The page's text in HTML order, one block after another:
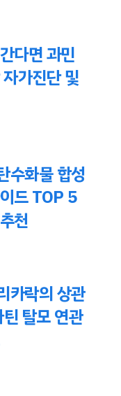
다면 과민
가진단 및
수화물 합성
드 TOP 5
천
카락의 상관
탈모 연관